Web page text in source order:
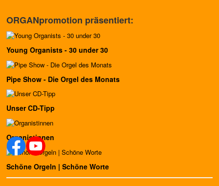
ORGANpromotion präsentiert:
Young Organists - 30 under 30
Pipe Show - Die Orgel des Monats
Unser CD-Tipp
Organistinnen
Schöne Orgeln | Schöne Worte